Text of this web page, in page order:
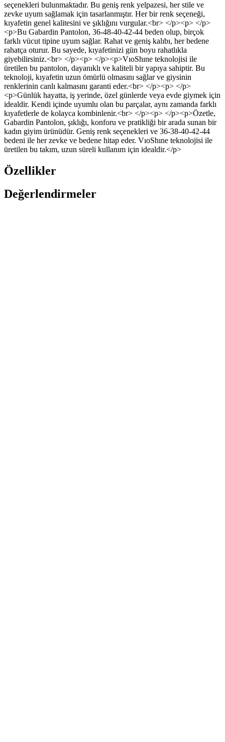
seçenekleri bulunmaktadır. Bu geniş renk yelpazesi, her stile ve
zevke uyum sağlamak için tasarlanmıştır. Her bir renk seçeneği,
kıyafetin genel kalitesini ve şıklığını vurgular.<br> </p><p> </p>
<p>Bu Gabardin Pantolon, 36-48-40-42-44 beden olup, birçok
farklı vücut tipine uyum sağlar. Rahat ve geniş kalıbı, her bedene
rahatça oturur. Bu sayede, kıyafetinizi gün boyu rahatlıkla
giyebilirsiniz.<br> </p><p> </p><p>VıoShıne teknolojisi ile
üretilen bu pantolon, dayanıklı ve kaliteli bir yapıya sahiptir. Bu
teknoloji, kıyafetin uzun ömürlü olmasını sağlar ve giysinin
renklerinin canlı kalmasını garanti eder.<br> </p><p> </p>
<p>Günlük hayatta, iş yerinde, özel günlerde veya evde giymek için
idealdir. Kendi içinde uyumlu olan bu parçalar, aynı zamanda farklı
kıyafetlerle de kolayca kombinlenir.<br> </p><p> </p><p>Özetle,
Gabardin Pantolon, şıklığı, konforu ve pratikliği bir arada sunan bir
kadın giyim ürünüdür. Geniş renk seçenekleri ve 36-38-40-42-44
bedeni ile her zevke ve bedene hitap eder. VıoShıne teknolojisi ile
üretilen bu takım, uzun süreli kullanım için idealdir.</p>
Özellikler
Değerlendirmeler